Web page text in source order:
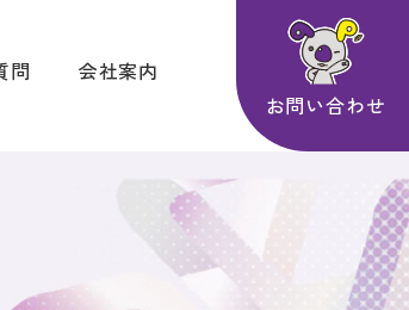
問
会社案内
お問い合わせ